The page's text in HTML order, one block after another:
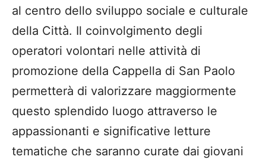
al centro dello sviluppo sociale e culturale
della Città. Il coinvolgimento degli
operatori volontari nelle attività di
promozione della Cappella di San Paolo
permetterà di valorizzare maggiormente
questo splendido luogo attraverso le
appassionanti e significative letture
tematiche che saranno curate dai giovani